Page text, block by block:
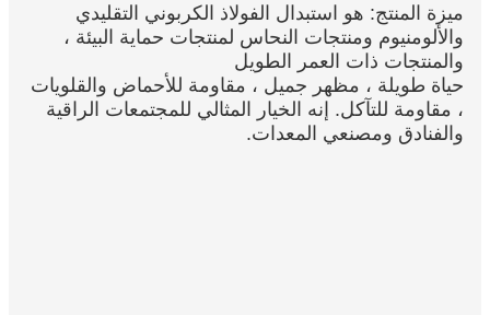
ميزة المنتج: هو استبدال الفولاذ الكربوني التقليدي
والألومنيوم ومنتجات النحاس لمنتجات حماية البيئة ،
والمنتجات ذات العمر الطويل
حياة طويلة ، مظهر جميل ، مقاومة للأحماض والقلويات
، مقاومة للتآكل. إنه الخيار المثالي للمجتمعات الراقية
والفنادق ومصنعي المعدات.